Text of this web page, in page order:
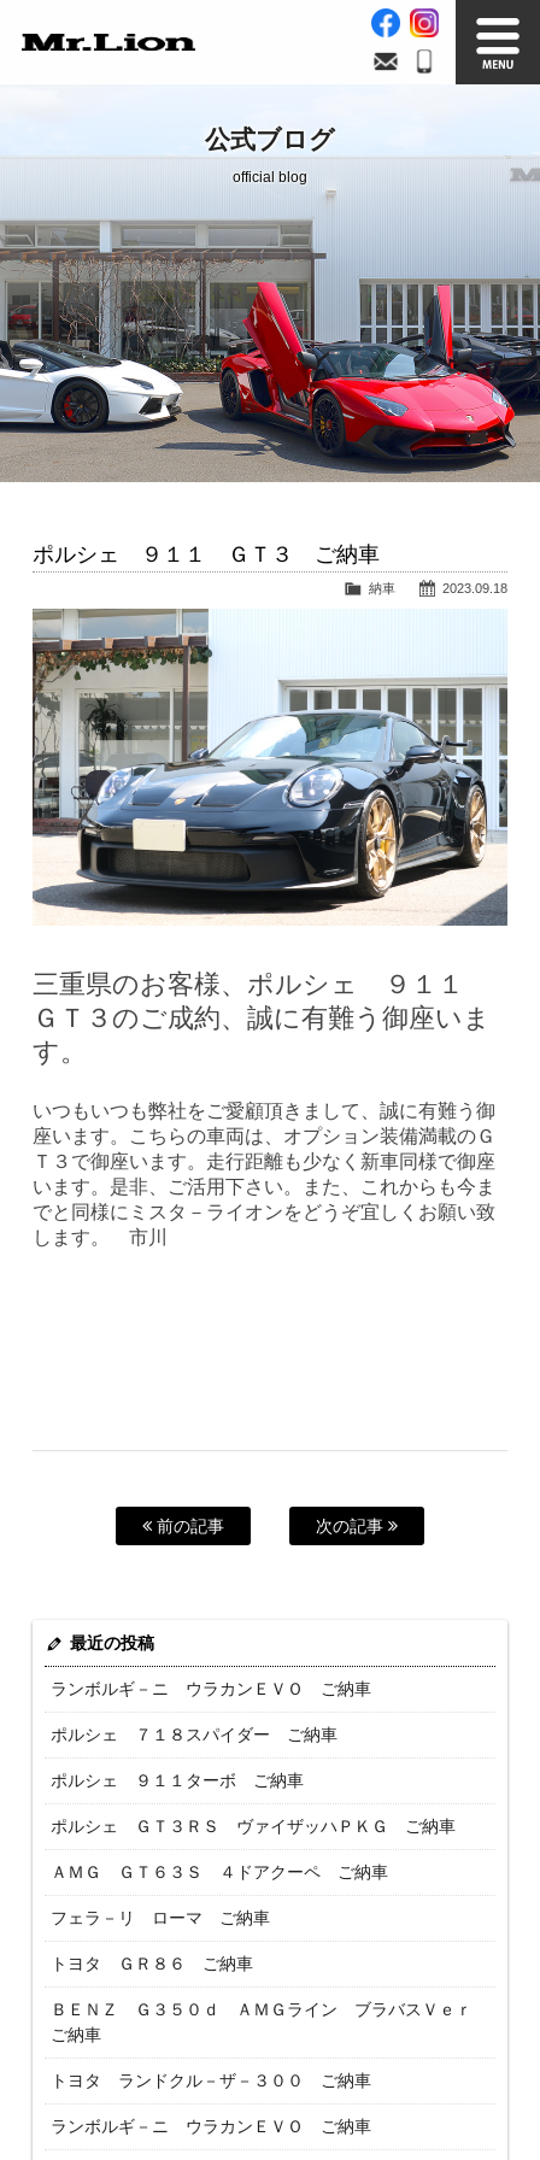
在庫車情報 買取無料査定
Factory
自社工場 サービス案内
Official Blog
公式ブログ
Company info.
会社案内
公式ブログ
official blog
ポルシェ ９１１ ＧＴ３ ご納車
2023.09.18
納車
三重県のお客様、ポルシェ ９１１
ＧＴ３のご成約、誠に有難う御座いま
す。
いつもいつも弊社をご愛顧頂きまして、誠に有難う御
座います。こちらの車両は、オプション装備満載のＧ
Ｔ３で御座います。走行距離も少なく新車同様で御座
います。是非、ご活用下さい。また、これからも今ま
でと同様にミスタ－ライオンをどうぞ宜しくお願い致
します。 市川
前の記事 次の記事
最近の投稿
ランボルギ－ニ ウラカンＥＶＯ ご納車
ポルシェ ７１８スパイダー ご納車
ポルシェ ９１１ターボ ご納車
ポルシェ ＧＴ３ＲＳ ヴァイザッハＰＫＧ ご納車
ＡＭＧ ＧＴ６３Ｓ ４ドアクーペ ご納車
フェラ－リ ローマ ご納車
トヨタ ＧＲ８６ ご納車
ＢＥＮＺ Ｇ３５０ｄ ＡＭＧライン ブラバスＶｅｒ
ご納車
トヨタ ランドクル－ザ－３００ ご納車
ランボルギ－ニ ウラカンＥＶＯ ご納車